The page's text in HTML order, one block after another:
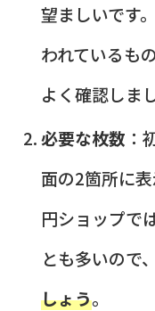
望ましいです
われているも
よく確認しま
必要な枚数 ：
面の2箇所に
円ショップで
とも多いので、
しょう。